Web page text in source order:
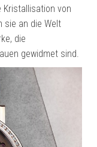
Kristallisation von
sie an die Welt
die
gewidmet sind.